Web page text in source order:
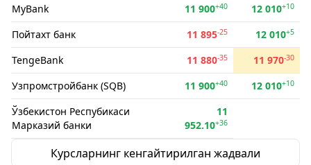
MyBank
11 900+40 12 010+10
Пойтахт банк 11 895-25 12 010+5
TengeBank 11 880-35 11 970-30
Узпромстройбанк (SQB) 11 900+40 12 010+10
Ўзбекистон Респубикаси
Марказий банки
11
952.10+36
Курсларнинг кенгайтирилган жадвали